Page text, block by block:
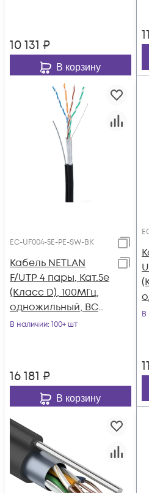
10 131 ₽
В корзину
EC-UF004-5E-PE-SW-BK
Кабель NETLAN
F/UTP 4 пары, Кат.5e
(Класс D), 100МГц,
одножильный, BC
(чистая медь),
тросом, черный,
В наличии: 100+ шт
16 181 ₽
В корзину
В